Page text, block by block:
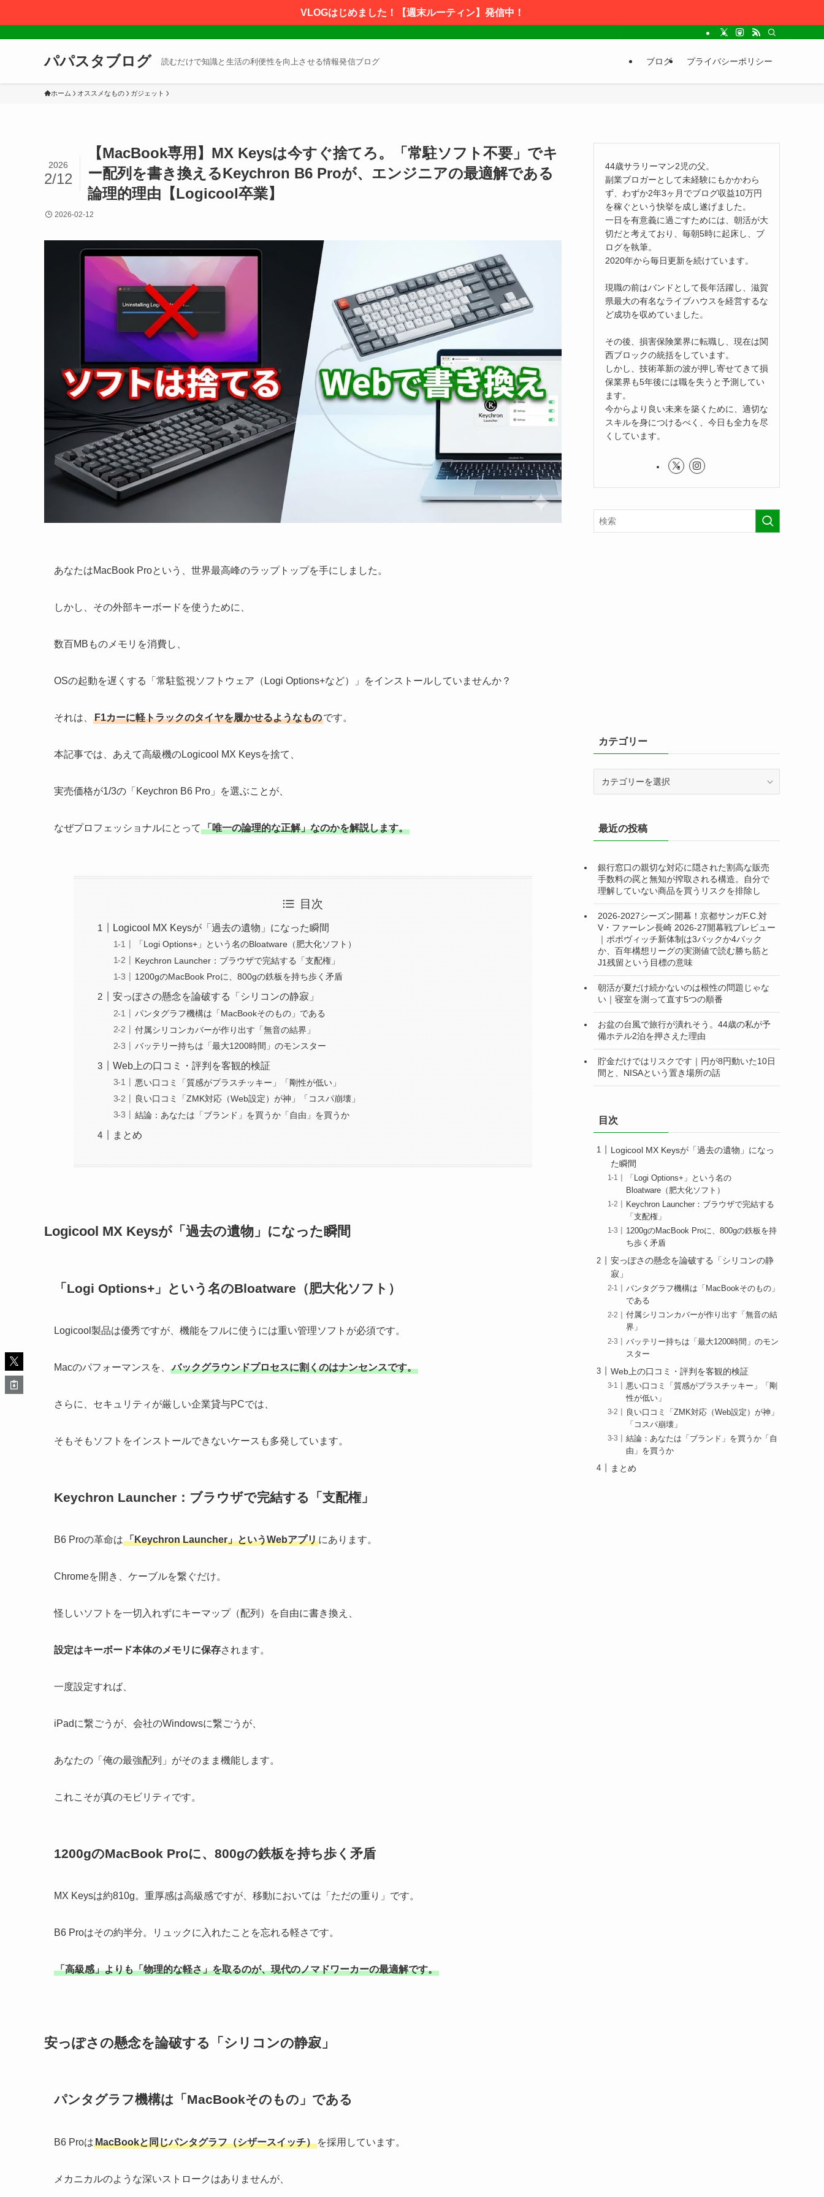
VLOGはじめました！【週末ルーティン】発信中！
パパスタブログ 読むだけで知識と生活の利便性を向上させる情報発信ブログ ブログ プライバシーポリシー
ホーム オススメなもの ガジェット
【MacBook専用】MX Keysは今すぐ捨てろ。「常駐ソフト不要」でキ
ー配列を書き換えるKeychron B6 Proが、エンジニアの最適解である
論理的理由【Logicool卒業】
2026
2/12
2026-02-12
あなたはMacBook Proという、世界最高峰のラップトップを手にしました。
しかし、その外部キーボードを使うために、
数百MBものメモリを消費し、
OSの起動を遅くする「常駐監視ソフトウェア（Logi Options+など）」をインストールしていませんか？
それは、 F1カーに軽トラックのタイヤを履かせるようなものです。
本記事では、あえて高級機のLogicool MX Keysを捨て、
実売価格が1/3の「Keychron B6 Pro」を選ぶことが、
なぜプロフェッショナルにとって 「唯一の論理的な正解」なのかを解説します。
目次
Logicool MX Keysが「過去の遺物」になった瞬間
「Logi Options+」という名のBloatware（肥大化ソフト）
Keychron Launcher：ブラウザで完結する「支配権」
1200gのMacBook Proに、800gの鉄板を持ち歩く矛盾
安っぽさの懸念を論破する「シリコンの静寂」
パンタグラフ機構は「MacBookそのもの」である
付属シリコンカバーが作り出す「無音の結界」
バッテリー持ちは「最大1200時間」のモンスター
Web上の口コミ・評判を客観的検証
悪い口コミ「質感がプラスチッキー」「剛性が低い」
良い口コミ「ZMK対応（Web設定）が神」「コスパ崩壊」
結論：あなたは「ブランド」を買うか「自由」を買うか
まとめ
Logicool MX Keysが「過去の遺物」になった瞬間
「Logi Options+」という名のBloatware（肥大化ソフト）
Logicool製品は優秀ですが、機能をフルに使うには重い管理ソフトが必須です。
Macのパフォーマンスを、 バックグラウンドプロセスに割くのはナンセンスです。
さらに、セキュリティが厳しい企業貸与PCでは、
そもそもソフトをインストールできないケースも多発しています。
Keychron Launcher：ブラウザで完結する「支配権」
B6 Proの革命は「Keychron Launcher」というWebアプリにあります。
Chromeを開き、ケーブルを繋ぐだけ。
怪しいソフトを一切入れずにキーマップ（配列）を自由に書き換え、
設定はキーボード本体のメモリに保存されます。
一度設定すれば、
iPadに繋ごうが、会社のWindowsに繋ごうが、
あなたの「俺の最強配列」がそのまま機能します。
これこそが真のモビリティです。
1200gのMacBook Proに、800gの鉄板を持ち歩く矛盾
MX Keysは約810g。重厚感は高級感ですが、移動においては「ただの重り」です。
B6 Proはその約半分。リュックに入れたことを忘れる軽さです。
「高級感」よりも「物理的な軽さ」を取るのが、現代のノマドワーカーの最適解です。
安っぽさの懸念を論破する「シリコンの静寂」
パンタグラフ機構は「MacBookそのもの」である
B6 ProはMacBookと同じパンタグラフ（シザースイッチ） を採用しています。
メカニカルのような深いストロークはありませんが、
44歳サラリーマン2児の父。
副業ブロガーとして未経験にもかかわら
ず、わずか2年3ヶ月でブログ収益10万円
を稼ぐという快挙を成し遂げました。
一日を有意義に過ごすためには、朝活が大
切だと考えており、毎朝5時に起床し、ブ
ログを執筆。
2020年から毎日更新を続けています。
現職の前はバンドとして長年活躍し、滋賀
県最大の有名なライブハウスを経営するな
ど成功を収めていました。
その後、損害保険業界に転職し、現在は関
西ブロックの統括をしています。
しかし、技術革新の波が押し寄せてきて損
保業界も5年後には職を失うと予測してい
ます。
今からより良い未来を築くために、適切な
スキルを身につけるべく、今日も全力を尽
くしています。
カテゴリー
ー最近の投稿
銀行窓口の親切な対応に隠された割高な販売
手数料の罠と無知が搾取される構造。自分で
理解していない商品を買うリスクを排除し
2026-2027シーズン開幕！京都サンガF.C.対
V・ファーレン長崎 2026-27開幕戦プレビュー
｜ポポヴィッチ新体制は3バックか4バック
か、百年構想リーグの実測値で読む勝ち筋と
J1残留という目標の意味
朝活が夏だけ続かないのは根性の問題じゃな
い｜寝室を測って直す5つの順番
お盆の台風で旅行が潰れそう。44歳の私が予
備ホテル2泊を押さえた理由
貯金だけではリスクです｜円が8円動いた10日
間と、NISAという置き場所の話
目次
Logicool MX Keysが「過去の遺物」になっ
た瞬間
「Logi Options+」という名の
Bloatware（肥大化ソフト）
Keychron Launcher：ブラウザで完結する
「支配権」
1200gのMacBook Proに、800gの鉄板を持
ち歩く矛盾
安っぽさの懸念を論破する「シリコンの静
寂」
パンタグラフ機構は「MacBookそのもの」
である
付属シリコンカバーが作り出す「無音の結
界」
バッテリー持ちは「最大1200時間」のモン
スター
Web上の口コミ・評判を客観的検証
悪い口コミ「質感がプラスチッキー」「剛
性が低い」
良い口コミ「ZMK対応（Web設定）が神」
「コスパ崩壊」
結論：あなたは「ブランド」を買うか「自
由」を買うか
まとめ